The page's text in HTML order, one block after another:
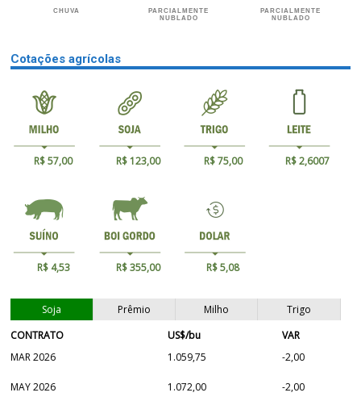
CHUVA
PARCIALMENTE
NUBLADO
PARCIALMENTE
NUBLADO
Cotações agrícolas
R$ 57,00 R$ 123,00 R$ 75,00 R$ 2,6007
R$ 4,53 R$ 355,00 R$ 5,08
Soja Prêmio Milho
Trigo
CONTRATO
US$/bu
VAR
MAR 2026
1.059,75 -2,00
MAY 2026 1.072,00 -2,00